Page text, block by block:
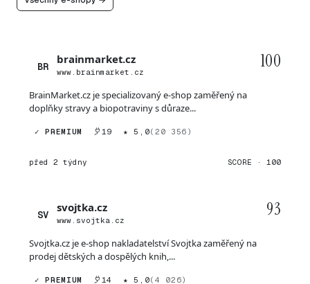
BR
brainmarket.cz
www.brainmarket.cz
100
BrainMarket.cz je specializovaný e-shop zaměřený na
doplňky stravy a biopotraviny s důraze...
✓ PREMIUM 19 ★ 5,0(20 356)
před 2 týdny SCORE · 100
SV
svojtka.cz
www.svojtka.cz
93
Svojtka.cz je e-shop nakladatelství Svojtka zaměřený na
prodej dětských a dospělých knih,...
✓ PREMIUM 14 ★ 5,0(4 026)